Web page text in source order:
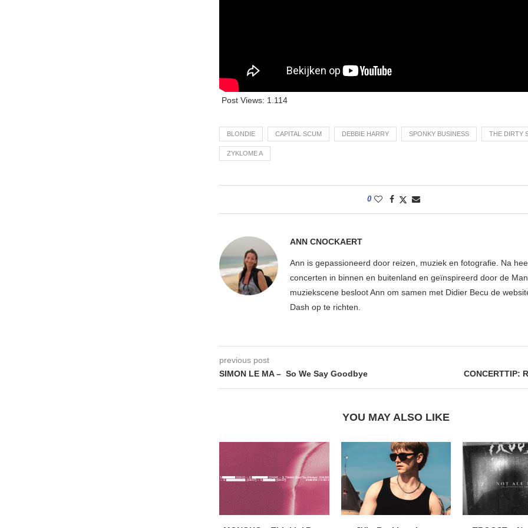
Post Views: 1.114
BLONDIE CAPITAL SCUM DEBBIE HARRY SPONKY BUSINESS THE DIRTY
ZYKLOME A
0
ANN CNOCKAERT
Ann is gepassioneerd door reizen, muziek en fotografie. Na
concerten in binnen en buitenland en geïnspireerd door de
muziekscene besloot Ann om samen met Didier Becu de
Dash op te richten.
previous post
SIMON LE MA – So We Say Goodbye
CONCERTTIP:
YOU MAY ALSO LIKE